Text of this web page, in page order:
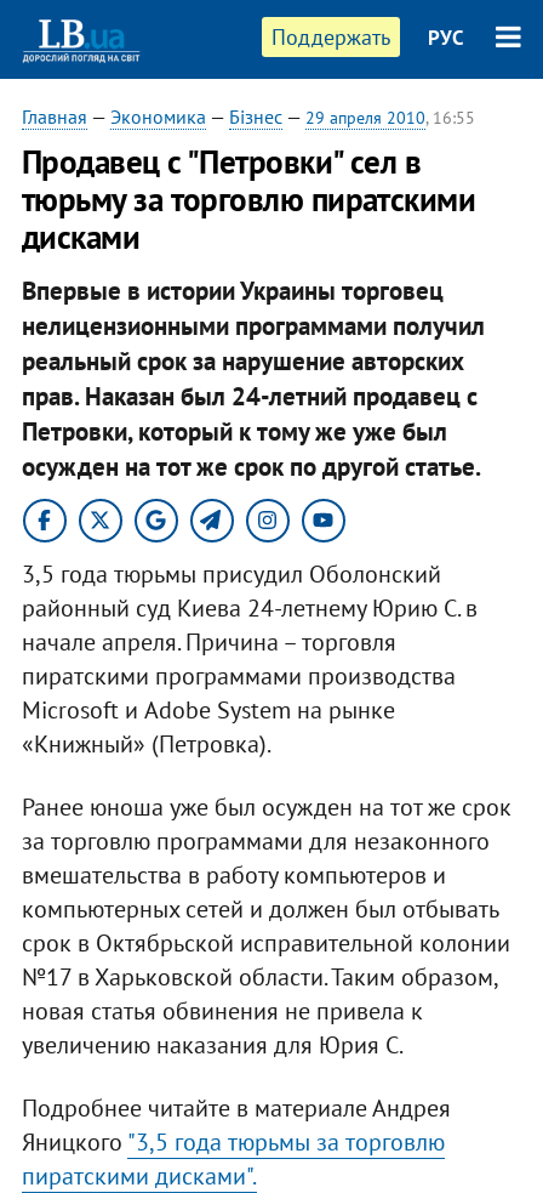
Поддержать РУС
Главная — Экономика — Бізнес— 29 апреля 2010, 16:55
Продавец с "Петровки" сел в
тюрьму за торговлю пиратскими
дисками
Впервые в истории Украины торговец
нелицензионными программами получил
реальный срок за нарушение авторских
прав. Наказан был 24-летний продавец с
Петровки, который к тому же уже был
осужден на тот же срок по другой статье.
3,5 года тюрьмы присудил Оболонский
районный суд Киева 24-летнему Юрию С. в
начале апреля. Причина – торговля
пиратскими программами производства
Microsoft и Adobe System на рынке
«Книжный» (Петровка).
Ранее юноша уже был осужден на тот же срок
за торговлю программами для незаконного
вмешательства в работу компьютеров и
компьютерных сетей и должен был отбывать
срок в Октябрьской исправительной колонии
№17 в Харьковской области. Таким образом,
новая статья обвинения не привела к
увеличению наказания для Юрия С.
Подробнее читайте в материале Андрея
Яницкого "3,5 года тюрьмы за торговлю
пиратскими дисками".